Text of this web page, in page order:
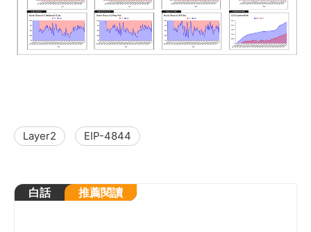
Layer2 EIP-4844
白話 推薦閱讀